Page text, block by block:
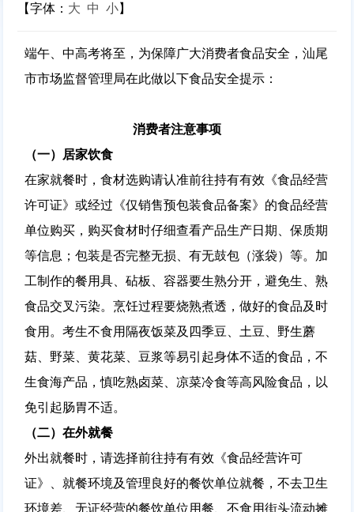
【字体： 大 中 小】
端午、中高考将至，为保障广大消费者食品安全，汕尾
市市场监督管理局在此做以下食品安全提示：
消费者注意事项
（一）
居家饮食
在家就餐时，食材选购请认准前往持有有效《食品经营
许可证》或经过《仅销售预包装食品备案》的食品经营
单位购买，购买食材时仔细查看产品生产日期、保质期
等信息；包装是否完整无损、有无鼓包（涨袋）等。加
工制作的餐用具、砧板、容器要生熟分开，避免生、熟
食品交叉污染。烹饪过程要烧熟煮透，做好的食品及时
食用。考生不食用隔夜饭菜及四季豆、土豆、野生蘑
菇、野菜、黄花菜、豆浆等易引起身体不适的食品，不
生食海产品，慎吃熟卤菜、凉菜冷食等高风险食品，以
免引起肠胃不适。
（二） 在外就餐
外出就餐时，请选择前往持有有效《食品经营许可
证》、就餐环境及管理良好的餐饮单位就餐，不去卫生
环境差、无证经营的餐饮单位用餐、不食用街头流动摊